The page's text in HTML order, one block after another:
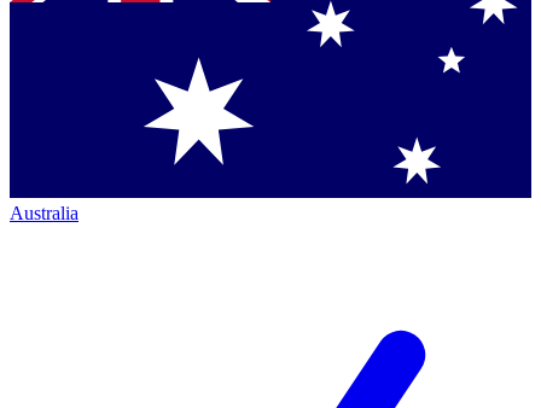
Australia